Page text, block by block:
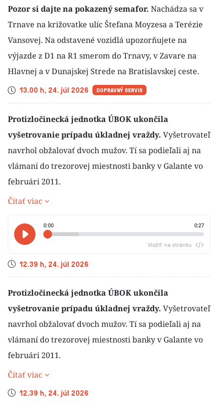
Čas
13.00 h, 24. júl 2026 DOPRAVNÝ SERVIS
Pozor si dajte na pokazený semafor. Nachádza sa v
Trnave na križovatke ulíc Štefana Moyzesa a Terézie
Vansovej. Na odstavené vozidlá upozorňujete na
výjazde z D1 na R1 smerom do Trnavy, v Zavare na
Hlavnej a v Dunajskej Strede na Bratislavskej ceste.
Čas
12.39 h, 24. júl 2026
Protizločinecká jednotka ÚBOK ukončila
vyšetrovanie prípadu úkladnej vraždy. Vyšetrovateľ
navrhol obžalovať dvoch mužov. Tí sa podieľali aj na
vlámaní do trezorovej miestnosti banky v Galante vo
februári 2011.
Čítať viac
0:00 0:27
Vložiť na stránku
Čas
12.39 h, 24. júl 2026
Protizločinecká jednotka ÚBOK ukončila
vyšetrovanie prípadu úkladnej vraždy. Vyšetrovateľ
navrhol obžalovať dvoch mužov. Tí sa podieľali aj na
vlámaní do trezorovej miestnosti banky v Galante vo
februári 2011.
Čítať viac